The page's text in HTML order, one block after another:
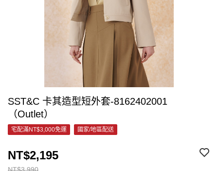
SST&C 卡其造型短外套-8162402001
（Outlet）
宅配滿NT$3,000免運 國家/地區配送
NT$2,195